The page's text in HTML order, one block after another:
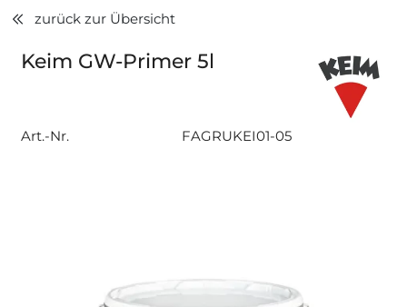
zurück zur Übersicht
Keim GW-Primer 5l
Art.-Nr. FAGRUKEI01-05